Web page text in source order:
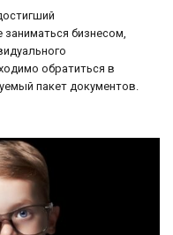
бизнесом,
обратиться в
пакет документов.